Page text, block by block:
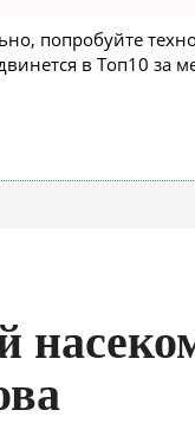
попробуйте
в Топ10 за